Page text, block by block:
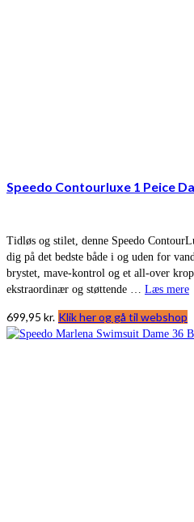
Speedo Contourluxe 1 Peice
Tidløs og stilet, denne Speedo
dig på det bedste både i og uden for
brystet, mave-kontrol og et all-over
ekstraordinær og støttende … Læs mere
699,95 kr. Klik her og gå til webshop